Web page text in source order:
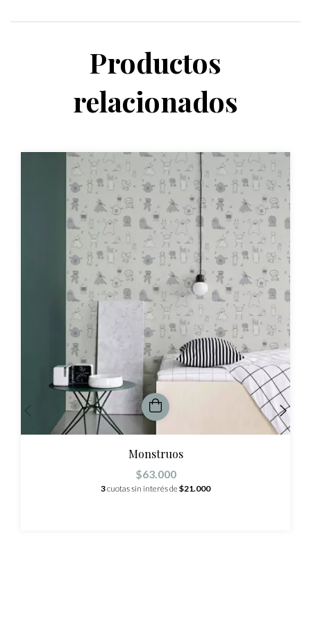
Productos
relacionados
Monstruos
$63.000
3cuotas sin interés de$21.000